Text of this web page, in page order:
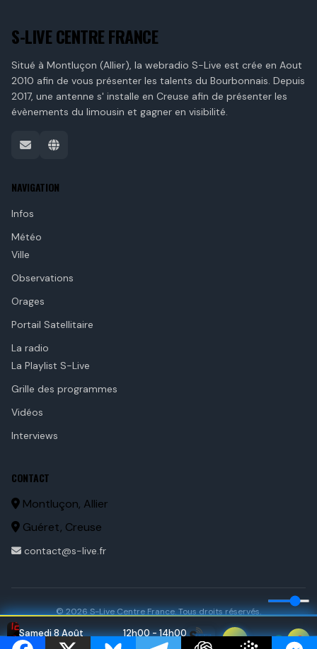
S-LIVE CENTRE FRANCE
Situé à Montluçon (Allier), la webradio S-Live est crée en Aout
2010 afin de vous présenter les talents du Bourbonnais. Depuis
2017, une antenne s' installe en Creuse afin de présenter les
évènements du limousin et gagner en visibilité.
NAVIGATION
Infos
Météo
Ville
Observations
Orages
Portail Satellitaire
La radio
La Playlist S-Live
Grille des programmes
Vidéos
Interviews
CONTACT
Montluçon, Allier
Guéret, Creuse
contact@s-live.fr
© 2026 S-Live Centre France. Tous droits réservés.
12
Samedi 8 Août
Bonne fête Dominique
12h00 - 14h00
2010's
Erreur de lecture